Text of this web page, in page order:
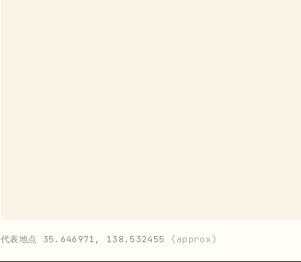
代表地点 35.646971, 138.532455 (approx)